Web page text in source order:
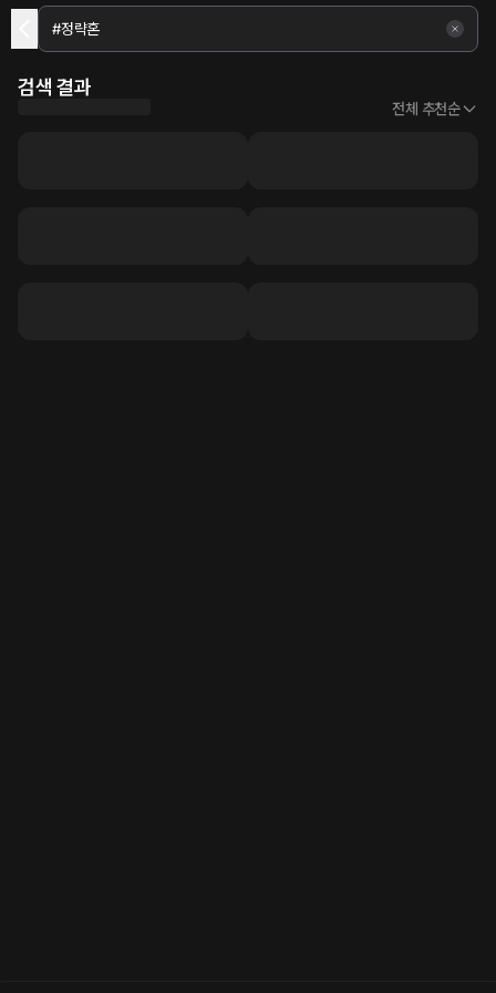
검색 결과
전체 추천순